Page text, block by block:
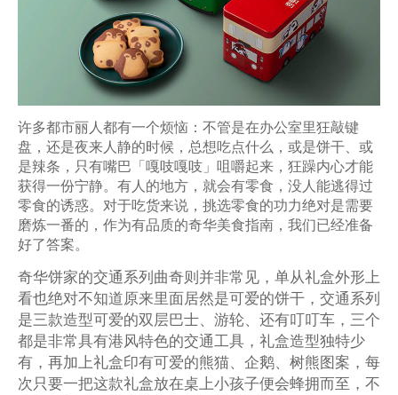
许多都市丽人都有一个烦恼：不管是在办公室里狂敲键
盘，还是夜来人静的时候，总想吃点什么，或是饼干、或
是辣条，只有嘴巴「嘎吱嘎吱」咀嚼起来，狂躁内心才能
获得一份宁静。有人的地方，就会有零食，没人能逃得过
零食的诱惑。对于吃货来说，挑选零食的功力绝对是需要
磨炼一番的，作为有品质的奇华美食指南，我们已经准备
好了答案。
奇华饼家的交通系列曲奇则并非常见，单从礼盒外形上
看也绝对不知道原来里面居然是可爱的饼干，交通系列
是三款造型可爱的双层巴士、游轮、还有叮叮车，三个
都是非常具有港风特色的交通工具，礼盒造型独特少
有，再加上礼盒印有可爱的熊猫、企鹅、树熊图案，每
次只要一把这款礼盒放在桌上小孩子便会蜂拥而至，不